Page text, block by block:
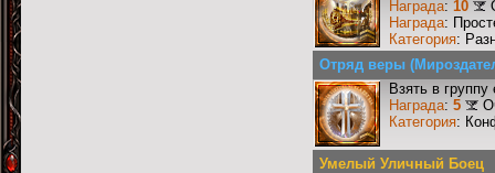
Награда: 10
Награда:
Категория:
Отряд веры
Взять в
Награда: 5
Категория:
Умелый Уличный Боец